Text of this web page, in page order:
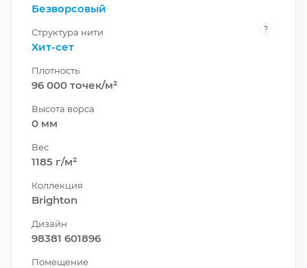
Безворсовый
Структура нити ?
Хит-сет
Плотность
96 000 точек/м²
Высота ворса
0 мм
Вес
1185 г/м²
Коллекция
Brighton
Дизайн
98381 601896
Помещение